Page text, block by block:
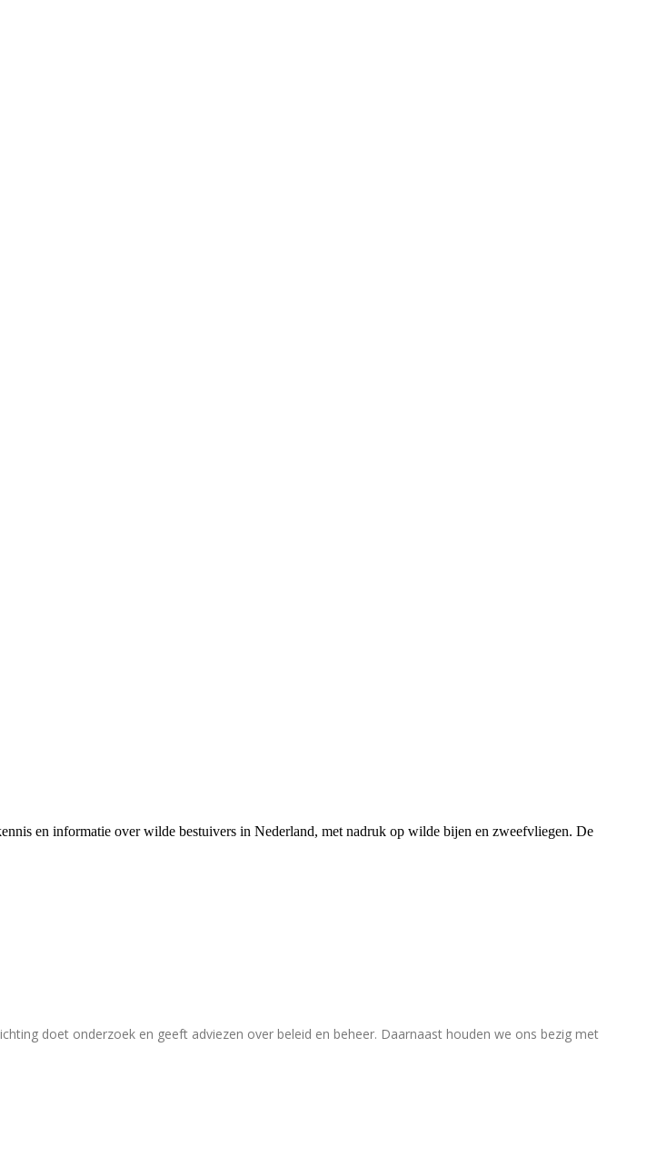
en informatie over wilde bestuivers in Nederland, met nadruk op wilde bijen en zweefvliegen. De
doet onderzoek en geeft adviezen over beleid en beheer. Daarnaast houden we ons bezig met